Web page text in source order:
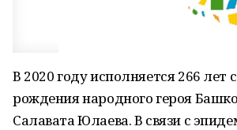
В 2020 году исполняется 266 лет
рождения народного героя
Салавата Юлаева. В связи с